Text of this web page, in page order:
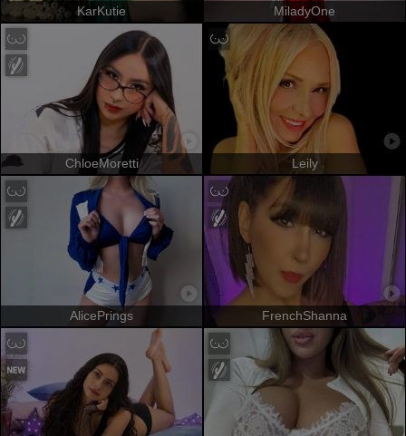
KarKutie MiladyOne
ChloeMoretti Leily
AlicePrings FrenchShanna